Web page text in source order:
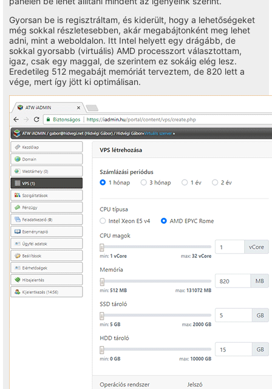
Gyorsan be is regisztráltam, és kiderült, hogy a lehetőségeket
még sokkal részletesebben, akár megabájtonként meg lehet
adni, mint a weboldalon. Itt Intel helyett egy drágább, de
sokkal gyorsabb (virtuális) AMD processzort választottam,
igaz, csak egy maggal, de szerintem ez sokáig elég lesz.
Eredetileg 512 megabájt memóriát terveztem, de 820 lett a
vége, mert így jött ki optimálisan.